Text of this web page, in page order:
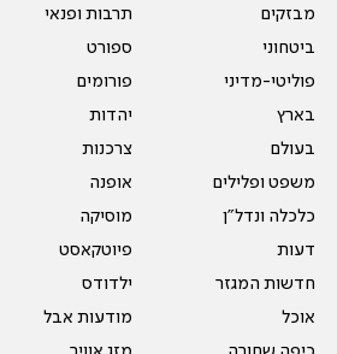
מבזקים
ביטחוני
פוליטי-מדיני
בארץ
בעולם
משפט ופלילים
כלכלה ונדל"ן
דעות
חדשות המגזר
אוכל
תרבות ופנאי
ספורט
פורומים
יהדות
צרכנות
אופנה
מוסיקה
פיוטקאסט
ילדודס
מודעות אבל